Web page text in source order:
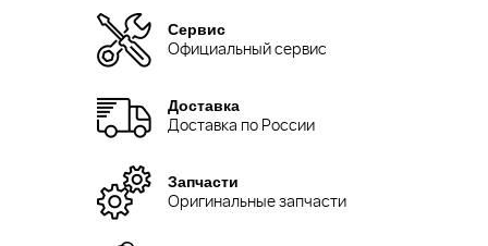
Сервис
Официальный сервис
Доставка
Доставка по России
Запчасти
Оригинальные запчасти